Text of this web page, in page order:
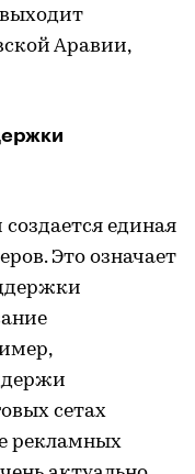
Аравии,
создается единая
Это означает
сетах
рекламных